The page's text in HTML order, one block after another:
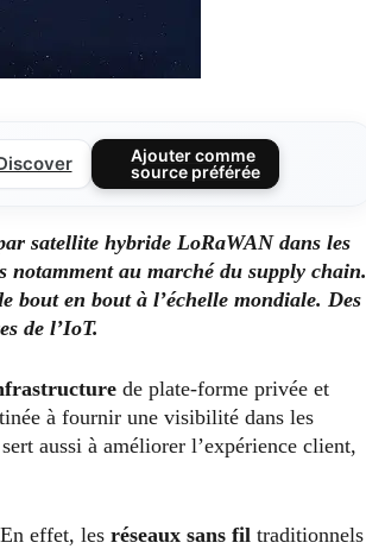
Ajouter comme
source préférée
satellite hybride LoRaWAN dans les
notamment au marché du supply chain.
bout en bout à l’échelle mondiale. Des
de l’IoT.
de plate-forme privée et
à fournir une visibilité dans les
aussi à améliorer l’expérience client,
effet, les réseaux sans fil traditionnels